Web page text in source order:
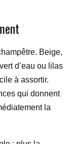
Beige,
d’eau ou lilas
à assortir.
qui donnent
la